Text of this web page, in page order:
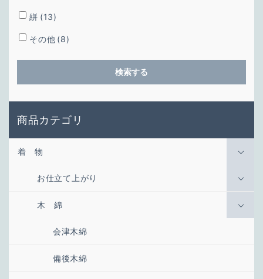
絣 (13)
その他 (8)
検索する
商品カテゴリ
着 物
お仕立て上がり
木 綿
会津木綿
備後木綿